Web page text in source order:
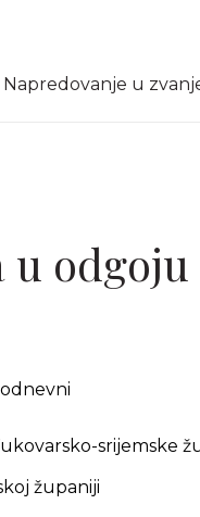
Napredovanje u
u
srijemske
županiji